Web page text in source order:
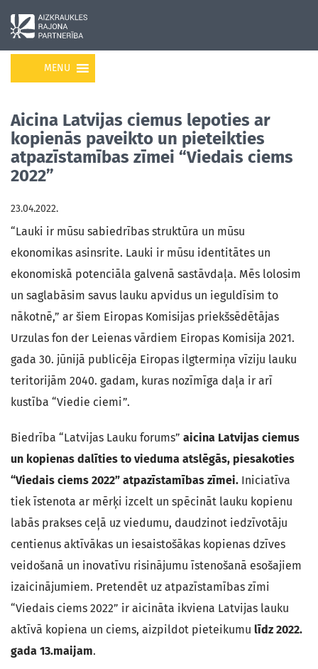
MENU
Aicina Latvijas ciemus lepoties ar
kopienās paveikto un pieteikties
atpazīstamības zīmei “Viedais ciems
2022”
23.04.2022.
“Lauki ir mūsu sabiedrības struktūra un mūsu
ekonomikas asinsrite. Lauki ir mūsu identitātes un
ekonomiskā potenciāla galvenā sastāvdaļa. Mēs lolosim
un saglabāsim savus lauku apvidus un ieguldīsim to
nākotnē,” ar šiem Eiropas Komisijas priekšsēdētājas
Urzulas fon der Leienas vārdiem Eiropas Komisija 2021.
gada 30. jūnijā publicēja Eiropas ilgtermiņa vīziju lauku
teritorijām 2040. gadam, kuras nozīmīga daļa ir arī
kustība “Viedie ciemi”.
Biedrība “Latvijas Lauku forums” aicina Latvijas ciemus
un kopienas dalīties to vieduma atslēgās, piesakoties
“Viedais ciems 2022” atpazīstamības zīmei. Iniciatīva
tiek īstenota ar mērķi izcelt un spēcināt lauku kopienu
labās prakses ceļā uz viedumu, daudzinot iedzīvotāju
centienus aktīvākas un iesaistošākas kopienas dzīves
veidošanā un inovatīvu risinājumu īstenošanā esošajiem
izaicinājumiem. Pretendēt uz atpazīstamības zīmi
“Viedais ciems 2022” ir aicināta ikviena Latvijas lauku
aktīvā kopiena un ciems, aizpildot pieteikumu līdz 2022.
gada 13.maijam.